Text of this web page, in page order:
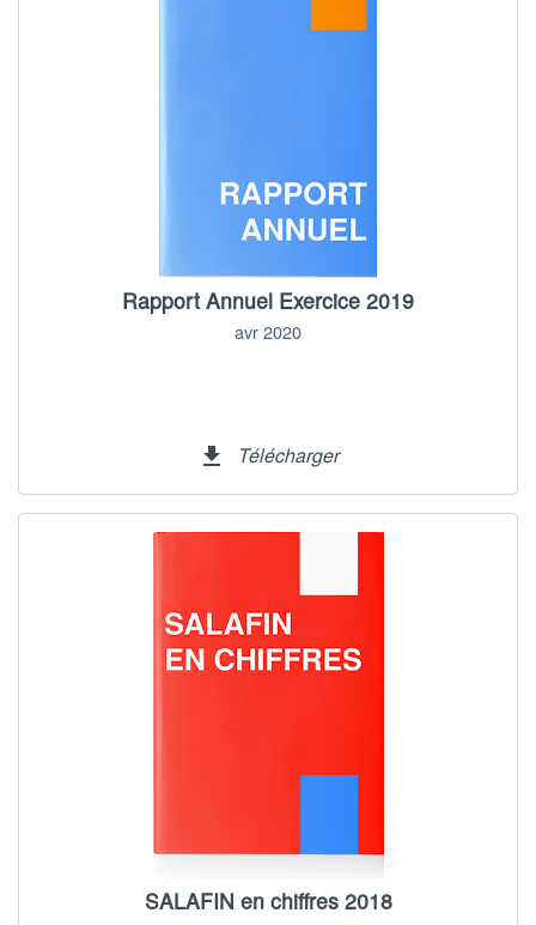
Rapport Annuel Exercice 2019
avr 2020
file_download Télécharger
SALAFIN en chiffres 2018